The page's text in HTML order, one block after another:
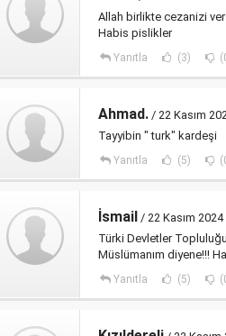
Allah birlikte cezanizi
Habis pislikler
Yanıtla (3)
Ahmad. / 22 Kasım
Tayyibin " turk" kardeşi
Yanıtla (5)
İsmail / 22 Kasım 2024
Türki Devletler
Müslümanım diyene!!!
Yanıtla (5)